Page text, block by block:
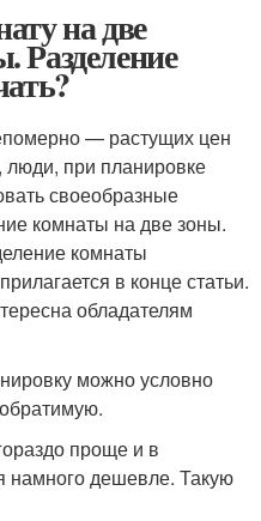
на две
Разделение
— растущих цен
при планировке
своеобразные
комнаты на две зоны.
комнаты
в конце статьи.
обладателям
можно условно
проще и в
намного дешевле. Такую